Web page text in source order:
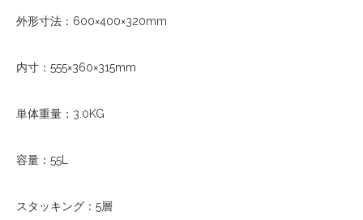
外形寸法：600×400×320mm
内寸：555×360×315mm
単体重量：3.0KG
容量：55L
スタッキング：5層